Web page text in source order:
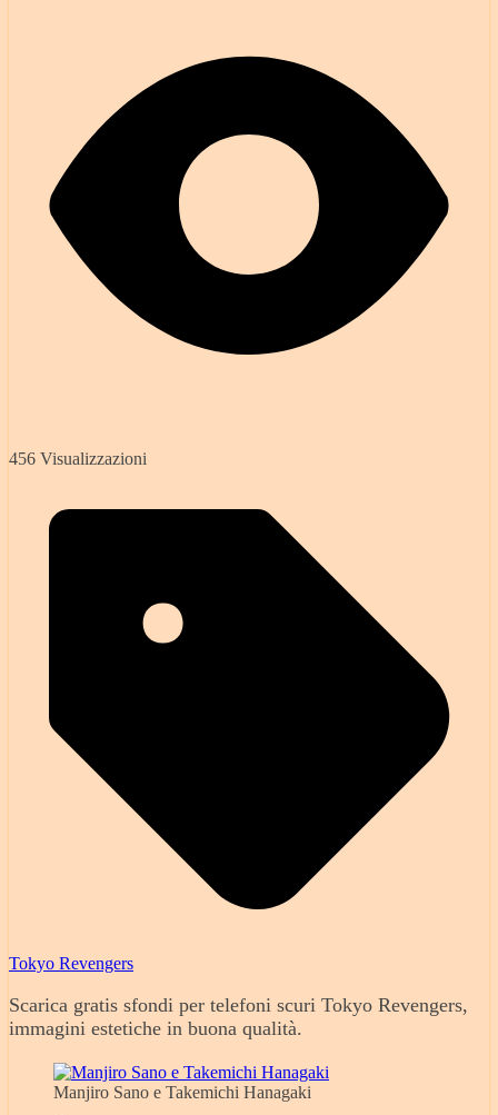
456 Visualizzazioni
Tokyo Revengers
Scarica gratis sfondi per telefoni scuri Tokyo Revengers,
immagini estetiche in buona qualità.
Manjiro Sano e Takemichi Hanagaki